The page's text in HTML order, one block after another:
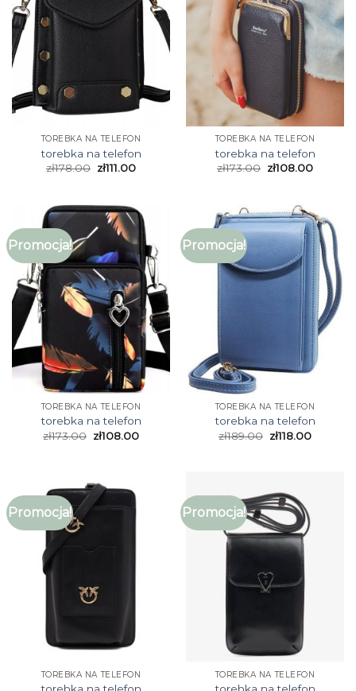
TOREBKA NA TELEFON
torebka na telefon
zł178.00 zł111.00
TOREBKA NA TELEFON
torebka na telefon
zł173.00 zł108.00
Promocja!
TOREBKA NA TELEFON
torebka na telefon
zł173.00 zł108.00
Promocja!
TOREBKA NA TELEFON
torebka na telefon
zł189.00 zł118.00
Promocja!
TOREBKA NA TELEFON
Promocja!
TOREBKA NA TELEFON